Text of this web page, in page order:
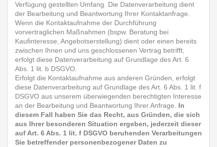
Verfügung gestellten Umfang. Die Datenverarbeitung dient
der Bearbeitung und Beantwortung Ihrer Kontaktanfrage.
Wenn die Kontaktaufnahme der Durchführung
vorvertraglichen Maßnahmen (bspw. Beratung bei
Kaufinteresse, Angebotserstellung) dient oder einen bereits
zwischen Ihnen und uns geschlossenen Vertrag betrifft,
erfolgt diese Datenverarbeitung auf Grundlage des Art. 6
Abs. 1 lit. b DSGVO.
Erfolgt die Kontaktaufnahme aus anderen Gründen, erfolgt
diese Datenverarbeitung auf Grundlage des Art. 6 Abs. 1 lit. f
DSGVO aus unserem überwiegenden berechtigten Interesse
an der Bearbeitung und Beantwortung Ihrer Anfrage. In
diesem Fall haben Sie das Recht, aus Gründen, die sich
aus Ihrer besonderen Situation ergeben, jederzeit dieser
auf Art. 6 Abs. 1 lit. f DSGVO beruhenden Verarbeitungen
Sie betreffender personenbezogener Daten zu